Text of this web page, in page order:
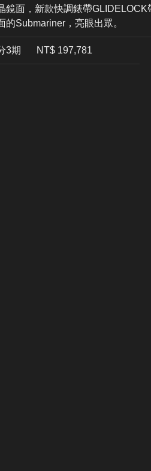
鏡面，新款快調錶帶
的Submariner，亮眼出眾。
3期 ​NT$ 197,781